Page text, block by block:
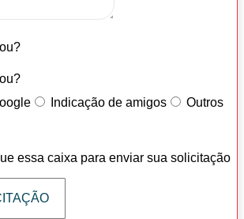
Indicação de amigos Outros
essa caixa para enviar sua solicitação